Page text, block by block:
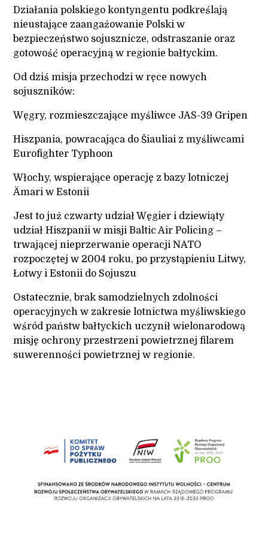
Działania polskiego kontyngentu podkreślają
nieustające zaangażowanie Polski w
bezpieczeństwo sojusznicze, odstraszanie oraz
gotowość operacyjną w regionie bałtyckim.
Od dziś misja przechodzi w ręce nowych
sojuszników:
Węgry, rozmieszczające myśliwce JAS-39 Gripen
Hiszpania, powracająca do Šiauliai z myśliwcami
Eurofighter Typhoon
Włochy, wspierające operację z bazy lotniczej
Ämari w Estonii
Jest to już czwarty udział Węgier i dziewiąty
udział Hiszpanii w misji Baltic Air Policing –
trwającej nieprzerwanie operacji NATO
rozpoczętej w 2004 roku, po przystąpieniu Litwy,
Łotwy i Estonii do Sojuszu
Ostatecznie, brak samodzielnych zdolności
operacyjnych w zakresie lotnictwa myśliwskiego
wśród państw bałtyckich uczynił wielonarodową
misję ochrony przestrzeni powietrznej filarem
suwerenności powietrznej w regionie.